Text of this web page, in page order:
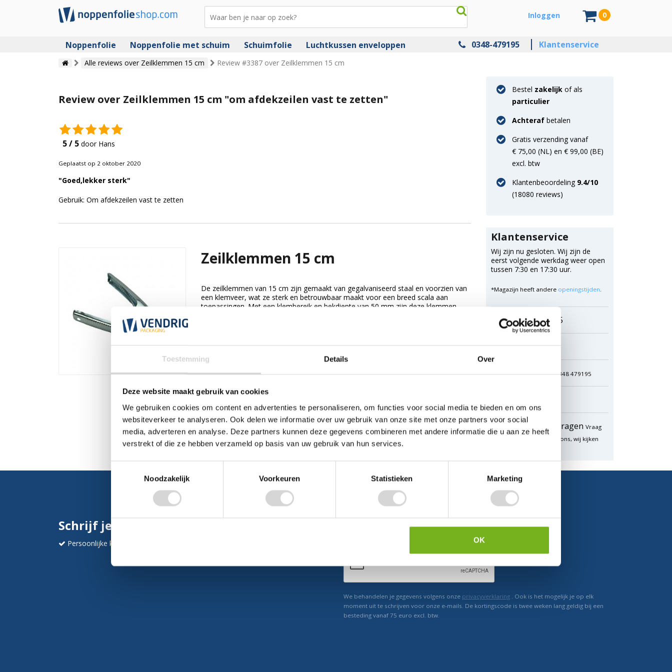
Toestemming Details Over
Deze website maakt gebruik van cookies
We gebruiken cookies om content en advertenties te personaliseren, om functies voor social media te bieden en om ons
websiteverkeer te analyseren. Ook delen we informatie over uw gebruik van onze site met onze partners voor social
media, adverteren en analyse. Deze partners kunnen deze gegevens combineren met andere informatie die u aan ze heeft
verstrekt of die ze hebben verzameld op basis van uw gebruik van hun services.
Noodzakelijk
Voorkeuren Statistieken Marketing
OK
Inloggen 0
Noppenfolie Noppenfolie met schuim Schuimfolie Luchtkussen enveloppen 0348-479195 Klantenservice
Alle reviews over Zeilklemmen 15 cm Review #3387 over Zeilklemmen 15 cm
Review over Zeilklemmen 15 cm "om afdekzeilen vast te zetten"
5 / 5 door Hans
Geplaatst op 2 oktober 2020
"Goed,lekker sterk"
Gebruik: Om afdekzeilen vast te zetten
Zeilklemmen 15 cm
De zeilklemmen van 15 cm zijn gemaakt van gegalvaniseerd staal en voorzien van
een klemveer, wat ze sterk en betrouwbaar maakt voor een breed scala aan
toepassingen. Met een klembereik en bekdiepte van 50 mm zijn deze klemmen
Bestel zakelijk of als
particulier
Achteraf betalen
Gratis verzending vanaf
€ 75,00 (NL) en € 99,00 (BE)
excl. btw
Klantenbeoordeling 9.4/10
(18080 reviews)
Klantenservice
Wij zijn nu gesloten. Wij zijn de
eerst volgende werkdag weer open
tussen 7:30 en 17:30 uur.
*Magazijn heeft andere openingstijden.
0348 4791 95
Chat
WhatsApp 0348 479195
Offerte aanvragen Vraag
een speciale prijs op bij ons, wij kijken
Schrijf je in en ontvang direct 5% korting
Persoonlijke korting
Ontvang direct korting
We behandelen je gegevens volgens onze privacyverklaring . Ook is het mogelijk je op elk
moment uit te schrijven voor onze e-mails. De kortingscode is twee weken lang geldig bij een
besteding vanaf 75 euro excl. btw.